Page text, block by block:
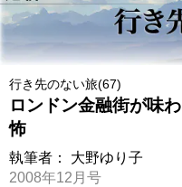
行き先のない旅(67)
ロンドン金融街が味
怖
執筆者： 大野ゆり子
2008年12月号